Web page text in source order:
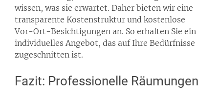
wissen, was sie erwartet. Daher bieten wir eine
transparente Kostenstruktur und kostenlose
Vor-Ort-Besichtigungen an. So erhalten Sie ein
individuelles Angebot, das auf Ihre Bedürfnisse
zugeschnitten ist.
Fazit: Professionelle Räumungen